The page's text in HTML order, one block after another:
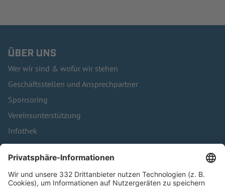
ÜBER UNS
Wer wir sind & wofür wir stehen
Geschäftsstellen und Ansprechpartner
Sponsoring
Vereinsunterstützung
Infothek
Kontakt
HÄUFIG BESUCHTE SEITEN